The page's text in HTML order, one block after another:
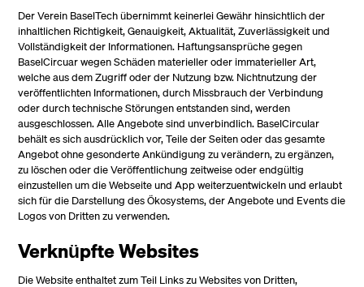
Der Verein BaselTech übernimmt keinerlei Gewähr hinsichtlich der
inhaltlichen Richtigkeit, Genauigkeit, Aktualität, Zuverlässigkeit und
Vollständigkeit der Informationen. Haftungsansprüche gegen
BaselCircuar wegen Schäden materieller oder immaterieller Art,
welche aus dem Zugriff oder der Nutzung bzw. Nichtnutzung der
veröffentlichten Informationen, durch Missbrauch der Verbindung
oder durch technische Störungen entstanden sind, werden
ausgeschlossen. Alle Angebote sind unverbindlich. BaselCircular
behält es sich ausdrücklich vor, Teile der Seiten oder das gesamte
Angebot ohne gesonderte Ankündigung zu verändern, zu ergänzen,
zu löschen oder die Veröffentlichung zeitweise oder endgültig
einzustellen um die Webseite und App weiterzuentwickeln und erlaubt
sich für die Darstellung des Ökosystems, der Angebote und Events die
Logos von Dritten zu verwenden.
Verknüpfte Websites
Die Website enthaltet zum Teil Links zu Websites von Dritten,